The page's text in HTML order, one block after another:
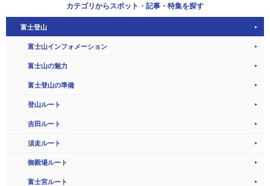
カテゴリから スポット・記事・特集を探す
富士登山
富士山インフォメーション
富士山の魅力
富士登山の準備
登山ルート
吉田ルート
須走ルート
御殿場ルート
富士宮ルート